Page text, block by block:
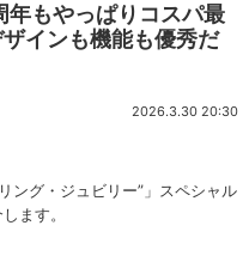
年もやっぱりコスパ最
インも機能も優秀だ
2026.3.30 20:30
ング・ジュビリー”」スペシャル
ます。